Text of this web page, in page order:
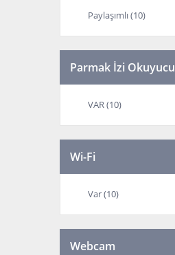
Paylaşımlı (10)
Parmak İzi Okuyucu
VAR (10)
Wi-Fi
Var (10)
Webcam